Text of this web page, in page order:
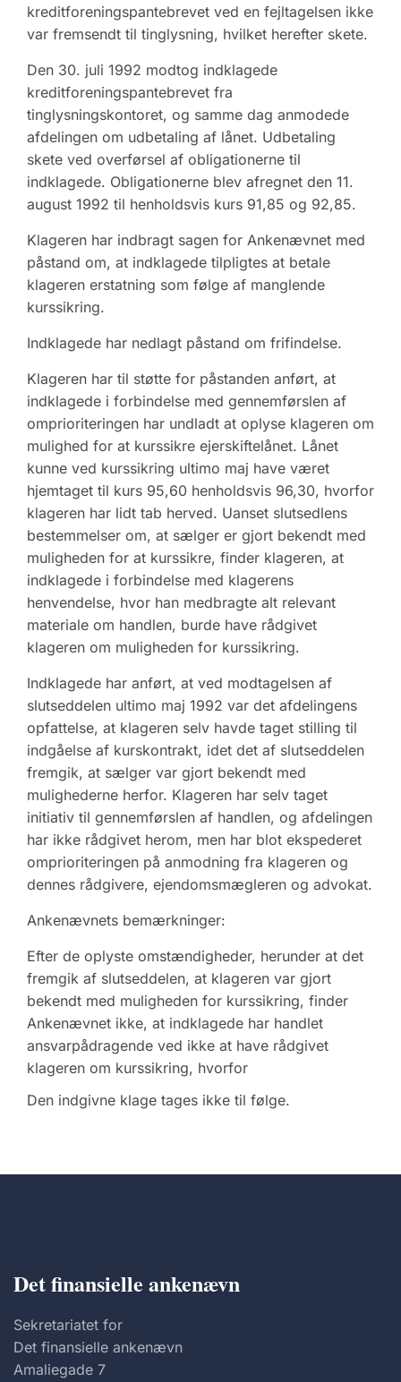
kreditforeningspantebrevet ved en fejltagelsen ikke
var fremsendt til tinglysning, hvilket herefter skete.
Den 30. juli 1992 modtog indklagede
kreditforeningspantebrevet fra
tinglysningskontoret, og samme dag anmodede
afdelingen om udbetaling af lånet. Udbetaling
skete ved overførsel af obligationerne til
indklagede. Obligationerne blev afregnet den 11.
august 1992 til henholdsvis kurs 91,85 og 92,85.
Klageren har indbragt sagen for Ankenævnet med
påstand om, at indklagede tilpligtes at betale
klageren erstatning som følge af manglende
kurssikring.
Indklagede har nedlagt påstand om frifindelse.
Klageren har til støtte for påstanden anført, at
indklagede i forbindelse med gennemførslen af
omprioriteringen har undladt at oplyse klageren om
mulighed for at kurssikre ejerskiftelånet. Lånet
kunne ved kurssikring ultimo maj have været
hjemtaget til kurs 95,60 henholdsvis 96,30, hvorfor
klageren har lidt tab herved. Uanset slutsedlens
bestemmelser om, at sælger er gjort bekendt med
muligheden for at kurssikre, finder klageren, at
indklagede i forbindelse med klagerens
henvendelse, hvor han medbragte alt relevant
materiale om handlen, burde have rådgivet
klageren om muligheden for kurssikring.
Indklagede har anført, at ved modtagelsen af
slutseddelen ultimo maj 1992 var det afdelingens
opfattelse, at klageren selv havde taget stilling til
indgåelse af kurskontrakt, idet det af slutseddelen
fremgik, at sælger var gjort bekendt med
mulighederne herfor. Klageren har selv taget
initiativ til gennemførslen af handlen, og afdelingen
har ikke rådgivet herom, men har blot ekspederet
omprioriteringen på anmodning fra klageren og
dennes rådgivere, ejendomsmægleren og advokat.
Ankenævnets bemærkninger:
Efter de oplyste omstændigheder, herunder at det
fremgik af slutseddelen, at klageren var gjort
bekendt med muligheden for kurssikring, finder
Ankenævnet ikke, at indklagede har handlet
ansvarpådragende ved ikke at have rådgivet
klageren om kurssikring, hvorfor
Den indgivne klage tages ikke til følge.
Det finansielle ankenævn
Sekretariatet for
Det finansielle ankenævn
Amaliegade 7